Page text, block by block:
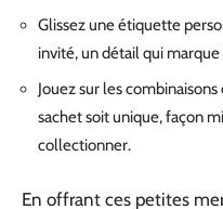
Glissez une étiquette
invité, un détail qui
Jouez sur les
sachet soit unique, façon
collectionner.
En offrant ces petites